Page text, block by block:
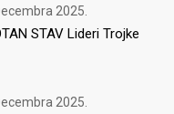
2025.
STAV Lideri Trojke
2025.